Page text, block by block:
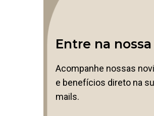
Entre na
Acompanhe nossas
e benefícios direto na
mails.